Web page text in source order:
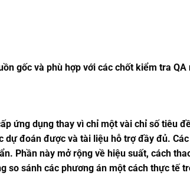
gốc và phù hợp với các chốt kiểm tra QA
ứng dụng thay vì chỉ một vài chỉ số tiêu
đoán được và tài liệu hỗ trợ đầy đủ.
Phần này mở rộng về hiệu suất, cách
so sánh các phương án một cách thực tế